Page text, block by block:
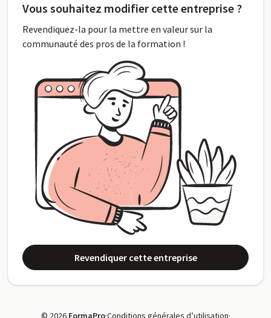
Vous souhaitez modifier cette entreprise ?
Revendiquez-la pour la mettre en valeur sur la
communauté des pros de la formation !
Revendiquer cette entreprise
© 2026 FormaPro·Conditions générales d’utilisation·